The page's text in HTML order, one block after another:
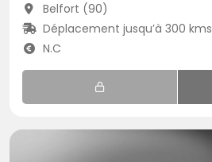
Belfort (90)
Déplacement jusqu’à 300 kms
N.C